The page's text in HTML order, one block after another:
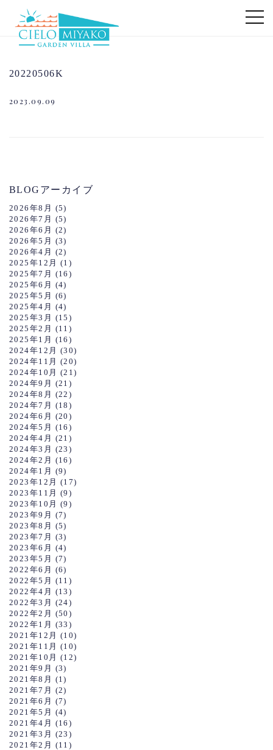
20220506K
2023.09.09
BLOGアーカイブ
2026年8月 (5)
2026年7月 (5)
2026年6月 (2)
2026年5月 (3)
2026年4月 (2)
2025年12月 (1)
2025年7月 (16)
2025年6月 (4)
2025年5月 (6)
2025年4月 (4)
2025年3月 (15)
2025年2月 (11)
2025年1月 (16)
2024年12月 (30)
2024年11月 (20)
2024年10月 (21)
2024年9月 (21)
2024年8月 (22)
2024年7月 (18)
2024年6月 (20)
2024年5月 (16)
2024年4月 (21)
2024年3月 (23)
2024年2月 (16)
2024年1月 (9)
2023年12月 (17)
2023年11月 (9)
2023年10月 (9)
2023年9月 (7)
2023年8月 (5)
2023年7月 (3)
2023年6月 (4)
2023年5月 (7)
2022年6月 (6)
2022年5月 (11)
2022年4月 (13)
2022年3月 (24)
2022年2月 (50)
2022年1月 (33)
2021年12月 (10)
2021年11月 (10)
2021年10月 (12)
2021年9月 (3)
2021年8月 (1)
2021年7月 (2)
2021年6月 (7)
2021年5月 (4)
2021年4月 (16)
2021年3月 (23)
2021年2月 (11)